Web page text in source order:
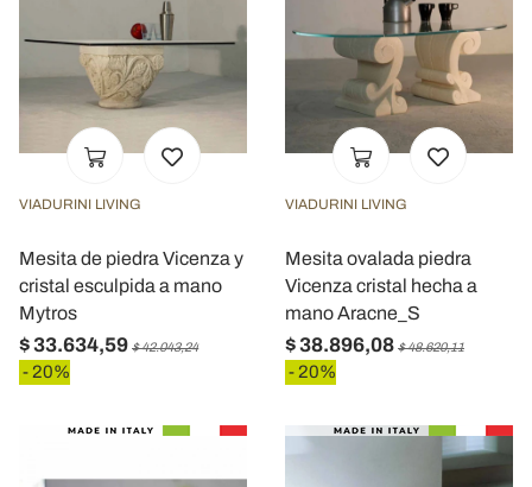
VIADURINI LIVING
Mesita de piedra Vicenza y
cristal esculpida a mano
Mytros
$ 33.634,59 $ 42.043,24
- 20%
VIADURINI LIVING
Mesita ovalada piedra
Vicenza cristal hecha a
mano Aracne_S
$ 38.896,08 $ 48.620,11
- 20%